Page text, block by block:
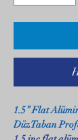
1.5” Flat
Düz Taban